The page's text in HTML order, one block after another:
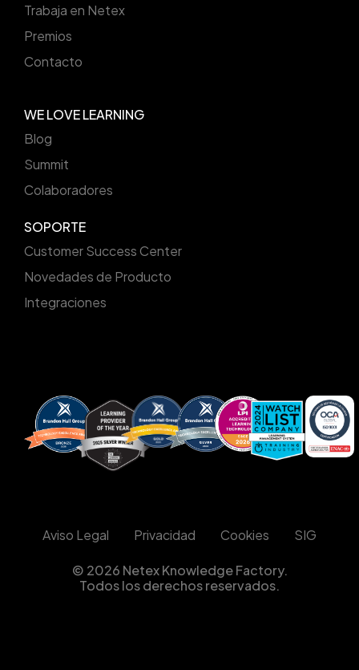
Trabaja en Netex
Premios
Contacto
WE LOVE LEARNING
Blog
Summit
Colaboradores
SOPORTE
Customer Success Center
Novedades de Producto
Integraciones
Aviso Legal Privacidad Cookies SIG
© 2026 Netex Knowledge Factory.
Todos los derechos reservados.